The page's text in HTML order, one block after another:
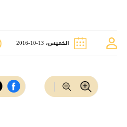
الخميس، 13-10-2016